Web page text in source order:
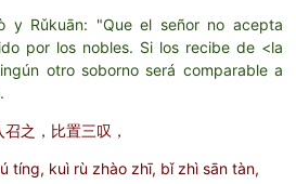
y Rǔkuān: "Que el señor no acepta
por los nobles. Si los recibe de <la
otro soborno será comparable a
之，比置三叹，
tíng, kuì rù zhào zhī, bǐ zhì sān tàn,